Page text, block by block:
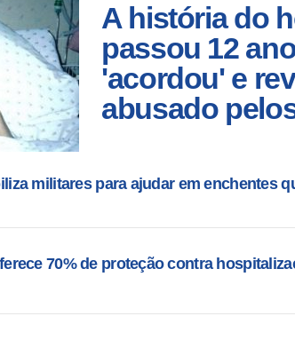
A história do
passou 12
'acordou' e
abusado
militares para ajudar em enchentes
70% de proteção contra